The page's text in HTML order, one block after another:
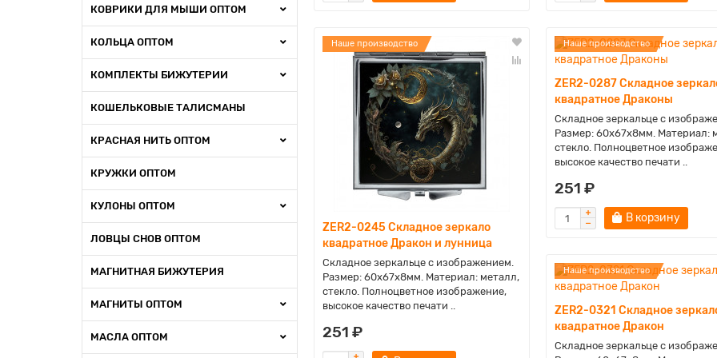
КОВРИКИ ДЛЯ МЫШИ ОПТОМ
КОЛЬЦА ОПТОМ
КОМПЛЕКТЫ БИЖУТЕРИИ
КОШЕЛЬКОВЫЕ ТАЛИСМАНЫ
КРАСНАЯ НИТЬ ОПТОМ
КРУЖКИ ОПТОМ
КУЛОНЫ ОПТОМ
ЛОВЦЫ СНОВ ОПТОМ
МАГНИТНАЯ БИЖУТЕРИЯ
МАГНИТЫ ОПТОМ
МАСЛА ОПТОМ
Наше производство
ZER2-0245 Складное зеркало
квадратное Дракон и лунница
Складное зеркальце с изображением.
Размер: 60х67х8мм. Материал: металл,
стекло. Полноцветное изображение,
высокое качество печати ..
251 ₽
Наше производство
ZER2-0287 Складное
квадратное Драконы
Складное зеркальце с
Размер: 60х67х8мм. Материал:
стекло. Полноцветное
высокое качество печати ..
251 ₽
В корзину
Наше производство
ZER2-0321 Складное
квадратное Дракон
Складное зеркальце с